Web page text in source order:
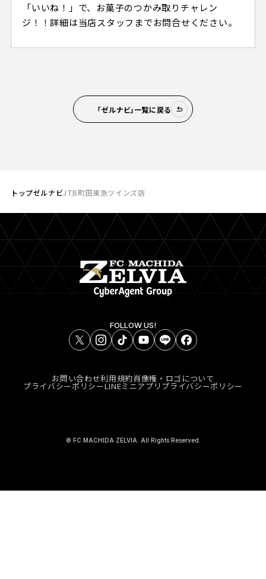
「いいね！」で、お菓子のつかみ取りチャレン
ジ！！詳細は当店スタッフまでお問合せください。
「ゼルナビ」一覧に戻る
トップゼルナビJTB町田東急ツインズ店
FOLLOW US!
お問い合わせ利用規約肖像権・ロゴについて
プライバシーポリシーLINEミニアプリプライバシーポリシー
© FC MACHIDA ZELVIA. All Rights Reserved.